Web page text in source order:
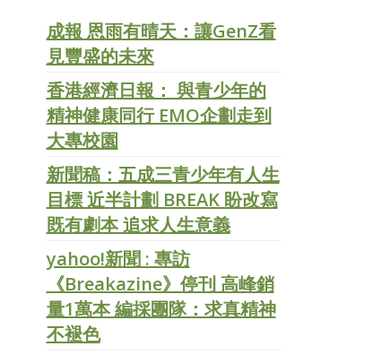
成報 恩雨有晴天：讓GenZ看
見豐盛的未來
香港經濟日報： 與青少年的
精神健康同行 EMO企劃走到
大專校園
新聞稿：五成三青少年有人生
目標 近半計劃 BREAK 盼改寫
既有劇本 追求人生意義
yahoo!新聞 : 專訪
《Breakazine》停刊 高峰銷
量1萬本 編採團隊：求真精神
不褪色